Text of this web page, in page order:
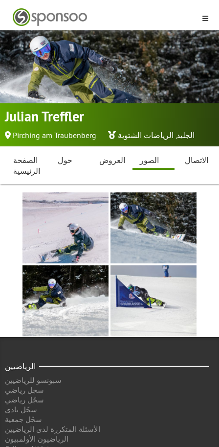
Julian Treffler
Pirching am Traubenberg الجليد, الرياضات الشتوية
الصفحة
الرئيسية
حول العروض الصور الاتصال
الرياضيين
سبونسو للرياضيين
سجل رياضي
سجّل رياضي
سجّل نادي
سجّل جمعية
الأسئلة المتكررة لدى الرياضيين
الرياضيون الأولمبيون